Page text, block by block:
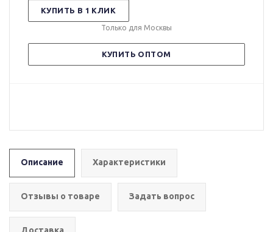
КУПИТЬ В 1 КЛИК
Только для Москвы
КУПИТЬ ОПТОМ
Описание Характеристики
Отзывы о товаре Задать вопрос